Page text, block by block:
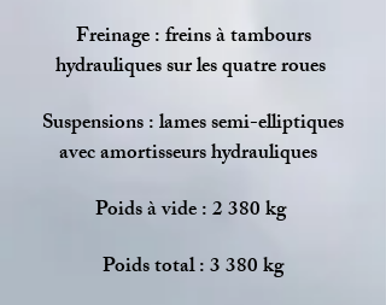
Freinage : freins à tambours
hydrauliques sur les quatre roues
Suspensions : lames semi-elliptiques
avec amortisseurs hydrauliques
Poids à vide : 2 380 kg
Poids total : 3 380 kg